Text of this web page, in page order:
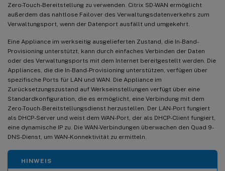
Zero-Touch-Bereitstellung zu verwenden. Citrix SD-WAN ermöglicht
außerdem das nahtlose Failover des Verwaltungsdatenverkehrs zum
Verwaltungsport, wenn der Datenport ausfällt und umgekehrt.
Eine Appliance im werkseitig ausgelieferten Zustand, die In-Band-
Provisioning unterstützt, kann durch einfaches Verbinden der Daten
oder des Verwaltungsports mit dem Internet bereitgestellt werden. Die
Appliances, die die In-Band-Provisioning unterstützen, verfügen über
spezifische Ports für LAN und WAN. Die Appliance im
Zurücksetzungszustand auf Werkseinstellungen verfügt über eine
Standardkonfiguration, die es ermöglicht, eine Verbindung mit dem
Zero-Touch-Bereitstellungsdienst herzustellen. Der LAN-Port fungiert
als DHCP-Server und weist dem WAN-Port, der als DHCP-Client fungiert,
eine dynamische IP zu. Die WAN-Verbindungen überwachen den Quad 9-
DNS-Dienst, um WAN-Konnektivität zu ermitteln.
HINWEIS